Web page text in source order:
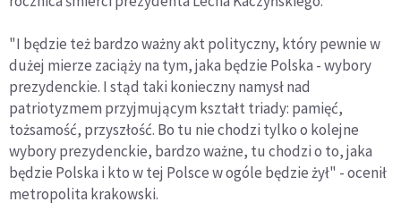
"I będzie też bardzo ważny akt polityczny, który pewnie w
dużej mierze zaciąży na tym, jaka będzie Polska - wybory
prezydenckie. I stąd taki konieczny namysł nad
patriotyzmem przyjmującym kształt triady: pamięć,
tożsamość, przyszłość. Bo tu nie chodzi tylko o kolejne
wybory prezydenckie, bardzo ważne, tu chodzi o to, jaka
będzie Polska i kto w tej Polsce w ogóle będzie żył" - ocenił
metropolita krakowski.